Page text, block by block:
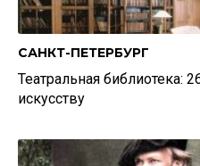
САНКТ-ПЕТЕРБУРГ
Театральная библиотека:
искусству